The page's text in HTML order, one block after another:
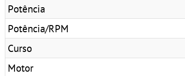
Potência
Potência/RPM
Curso
Motor